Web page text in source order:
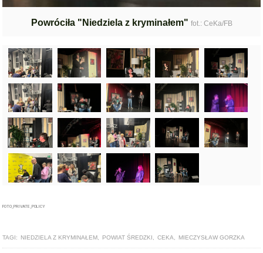
Powróciła "Niedziela z kryminałem" fot.: CeKa/FB
FOTO_PRIVATE_POLICY
TAGI: NIEDZIELA Z KRYMINAŁEM POWIAT ŚREDZKI CEKA MIECZYSŁAW GORZKA